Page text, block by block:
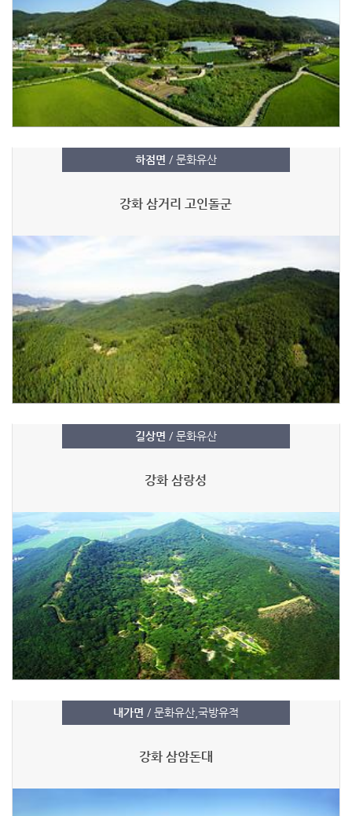
하점면 / 문화유산
강화 삼거리 고인돌군
길상면 / 문화유산
강화 삼랑성
내가면 / 문화유산,국방유적
강화 삼암돈대